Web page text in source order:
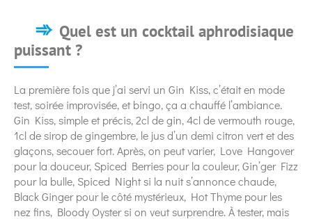
Quel est un cocktail aphrodisiaque
puissant ?
La première fois que j’ai servi un Gin Kiss, c’était en mode
test, soirée improvisée, et bingo, ça a chauffé l’ambiance.
Gin Kiss, simple et précis, 2cl de gin, 4cl de vermouth rouge,
1cl de sirop de gingembre, le jus d’un demi citron vert et des
glaçons, secouer fort. Après, on peut varier, Love Hangover
pour la douceur, Spiced Berries pour la couleur, Gin’ger Fizz
pour la bulle, Spiced Night si la nuit s’annonce chaude,
Black Ginger pour le côté mystérieux, Hot Thyme pour les
nez fins, Bloody Oyster si on veut surprendre. À tester, mais